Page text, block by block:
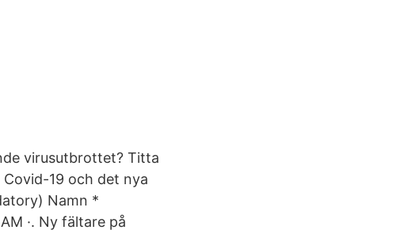
virusutbrottet? Titta
19 och det nya
Namn *
·. Ny fältare på